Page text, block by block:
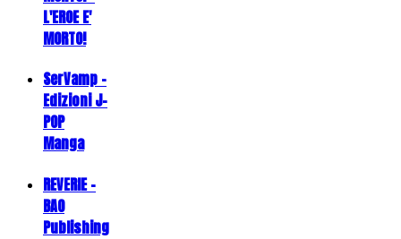
L'EROE E'
MORTO!
SerVamp -
Edizioni J-
POP
Manga
REVERIE -
BAO
Publishing